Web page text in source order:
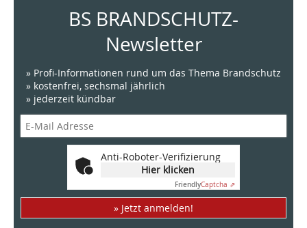
BS BRANDSCHUTZ-
Newsletter
» Profi-Informationen rund um das Thema Brandschutz
» kostenfrei, sechsmal jährlich
» jederzeit kündbar
Anti-Roboter-Verifizierung
Hier klicken
FriendlyCaptcha ⇗
» Jetzt anmelden!